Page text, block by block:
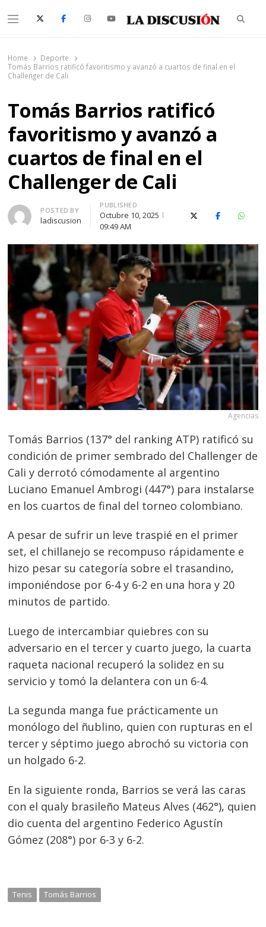
Menu
Home
Deporte
Tomás Barrios ratificó favoritismo y avanzó a cuartos de final en el
Challenger de Cali
Tomás Barrios ratificó
favoritismo y avanzó a
cuartos de final en el
Challenger de Cali
Author
POSTED BY
ladiscusion
PUBLISHED
Octubre 10, 2025
09:49 AM
X (Twitter)Facebook
Agencias
Tomás Barrios (137° del ranking ATP) ratificó su
condición de primer sembrado del Challenger de
Cali y derrotó cómodamente al argentino
Luciano Emanuel Ambrogi (447°) para instalarse
en los cuartos de final del torneo colombiano.
A pesar de sufrir un leve traspié en el primer
set, el chillanejo se recompuso rápidamente e
hizo pesar su categoría sobre el trasandino,
imponiéndose por 6-4 y 6-2 en una hora y 20
minutos de partido.
Luego de intercambiar quiebres con su
adversario en el tercer y cuarto juego, la cuarta
raqueta nacional recuperó la solidez en su
servicio y tomó la delantera con un 6-4.
La segunda manga fue prácticamente un
monólogo del ñublino, quien con rupturas en el
tercer y séptimo juego abrochó su victoria con
un holgado 6-2.
En la siguiente ronda, Barrios se verá las caras
con el qualy brasileño Mateus Alves (462°), quien
dio cuenta del argentino Federico Agustín
Gómez (208°) por 6-3 y 6-2.
Tenis Tomás Barrios
Navegación
entradas